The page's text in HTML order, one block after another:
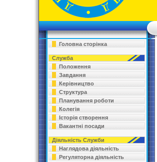
Головна сторінка
Служба
Положення
Завдання
Керівництво
Структура
Планування роботи
Колегія
Історія створення
Вакантні посади
Діяльність Служби
Наглядова діяльність
Регуляторна діяльність